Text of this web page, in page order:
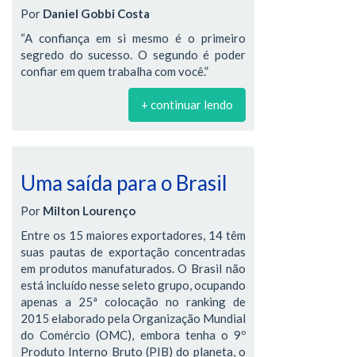
Por Daniel Gobbi Costa
“A confiança em si mesmo é o primeiro
segredo do sucesso. O segundo é poder
confiar em quem trabalha com você.”
+ continuar lendo
Uma saída para o Brasil
Por Milton Lourenço
Entre os 15 maiores exportadores, 14 têm
suas pautas de exportação concentradas
em produtos manufaturados. O Brasil não
está incluído nesse seleto grupo, ocupando
apenas a 25ª colocação no ranking de
2015 elaborado pela Organização Mundial
do Comércio (OMC), embora tenha o 9º
Produto Interno Bruto (PIB) do planeta, o